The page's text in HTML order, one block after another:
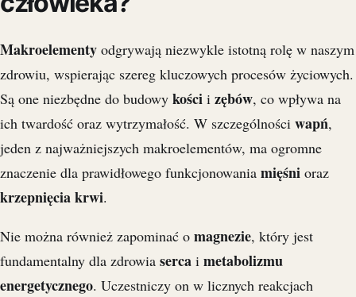
Makroelementy odgrywają niezwykle istotną rolę w naszym
zdrowiu, wspierając szereg kluczowych procesów życiowych.
Są one niezbędne do budowy kości i zębów, co wpływa na
ich twardość oraz wytrzymałość. W szczególności wapń,
jeden z najważniejszych makroelementów, ma ogromne
znaczenie dla prawidłowego funkcjonowania mięśni oraz
krzepnięcia krwi.
Nie można również zapominać o magnezie, który jest
fundamentalny dla zdrowia serca i metabolizmu
energetycznego. Uczestniczy on w licznych reakcjach